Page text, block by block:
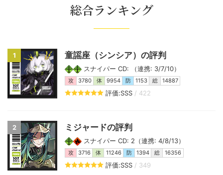
総合ランキング
1 童謡座（シンシア）の評判
スナイパー CD: （連携: 3/7/10）
攻 3780 体 9954 防 1153 総 14887
評価:SSS / 422
2 ミジャードの評判
スナイパー CD: 2（連携: 4/8/13）
攻 3716 体 11246 防 1394 総 16356
評価:SSS / 349